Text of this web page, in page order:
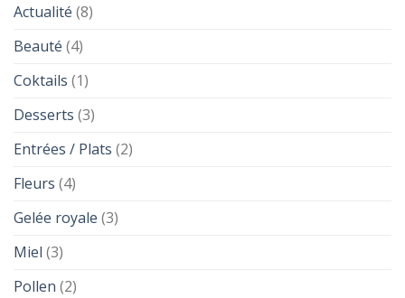
Actualité (8)
Beauté (4)
Coktails (1)
Desserts (3)
Entrées / Plats (2)
Fleurs (4)
Gelée royale (3)
Miel (3)
Pollen (2)